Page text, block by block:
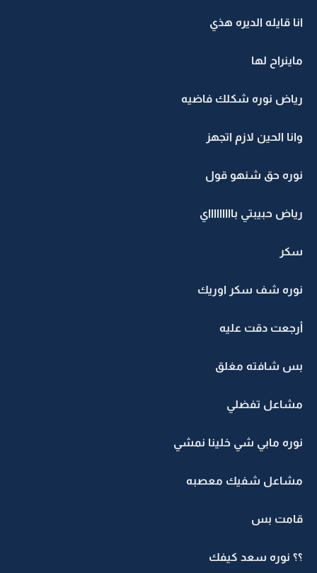
انا قايله الديره هذي
ماينراح لها
رياض نوره شكلك فاضيه
وانا الحين لازم اتجهز
نوره حق شنهو قول
رياض حبيبتي باااااااااي
سكر
نوره شف سكر اوريك
أرجعت دقت عليه
بس شافته مغلق
مشاعل تفضلي
نوره مابي شي خلينا نمشي
مشاعل شفيك معصبه
قامت بس
؟؟ نوره سعد كيفك